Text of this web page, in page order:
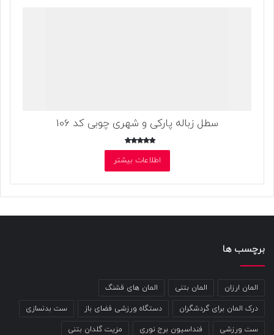
سطل زباله پارکی و شهری چوبی کد 106
امتیاز
5.00
از 5
اطلاعات بیشتر
برچسب ها
المان ارزان المان بتنی المان های قشنگ
درک المان برای گردشگران دستگاه ورزشی فضای باز ست بدنسازی
ست ورزشی فنداسیون برج نوری مزیت گلدان بتنی